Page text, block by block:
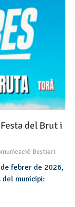
del Brut i
Bestiari
febrer de 2026,
del municipi: